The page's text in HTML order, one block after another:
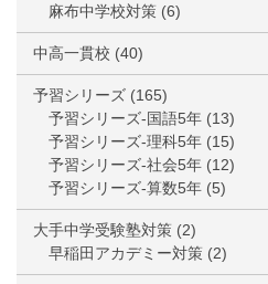
麻布中学校対策 (6)
中高一貫校 (40)
予習シリーズ (165)
予習シリーズ-国語5年 (13)
予習シリーズ-理科5年 (15)
予習シリーズ-社会5年 (12)
予習シリーズ-算数5年 (5)
大手中学受験塾対策 (2)
早稲田アカデミー対策 (2)